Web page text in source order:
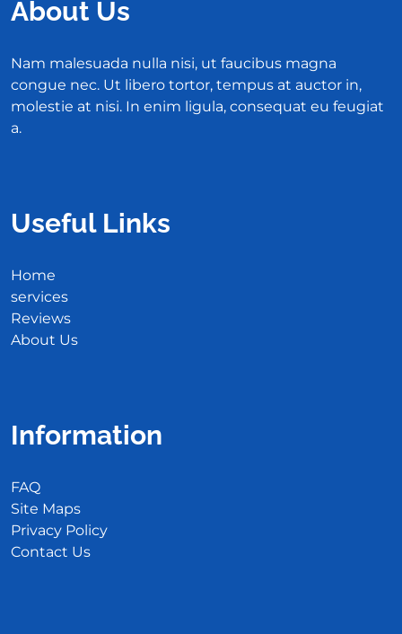
About Us
Nam malesuada nulla nisi, ut faucibus magna
congue nec. Ut libero tortor, tempus at auctor in,
molestie at nisi. In enim ligula, consequat eu feugiat
a.
Useful Links
Home
services
Reviews
About Us
Information
FAQ
Site Maps
Privacy Policy
Contact Us